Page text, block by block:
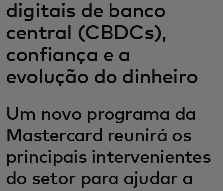
Notícias e tendências
digitais de banco
central (CBDCs),
confiança e a
evolução do dinheiro
Um novo programa da
Mastercard reunirá os
principais intervenientes
do setor para ajudar a